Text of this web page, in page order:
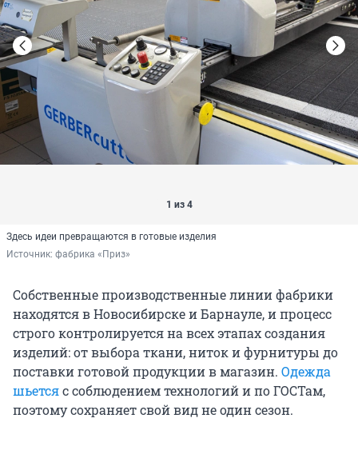
1 из 4
Здесь идеи превращаются в готовые изделия
Источник: фабрика «Приз»
Собственные производственные линии фабрики
находятся в Новосибирске и Барнауле, и процесс
строго контролируется на всех этапах создания
изделий: от выбора ткани, ниток и фурнитуры до
поставки готовой продукции в магазин. Одежда
шьетсяс соблюдением технологий и по ГОСТам,
поэтому сохраняет свой вид не один сезон.